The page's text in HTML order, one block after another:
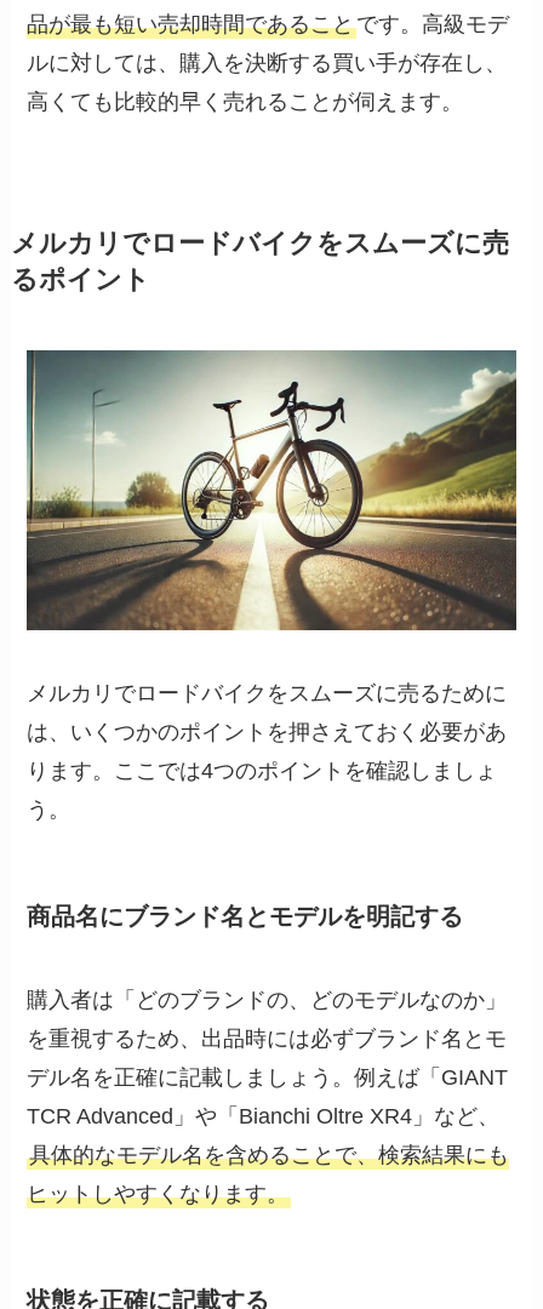
品が最も短い売却時間であることです。高級モデ
ルに対しては、購入を決断する買い手が存在し、
高くても比較的早く売れることが伺えます。
メルカリでロードバイクをスムーズに売
るポイント
メルカリでロードバイクをスムーズに売るために
は、いくつかのポイントを押さえておく必要があ
ります。ここでは4つのポイントを確認しましょ
う。
商品名にブランド名とモデルを明記する
購入者は「どのブランドの、どのモデルなのか」
を重視するため、出品時には必ずブランド名とモ
デル名を正確に記載しましょう。例えば「GIANT
TCR Advanced」や「Bianchi Oltre XR4」など、
具体的なモデル名を含めることで、検索結果にも
ヒットしやすくなります。
状態を正確に記載する